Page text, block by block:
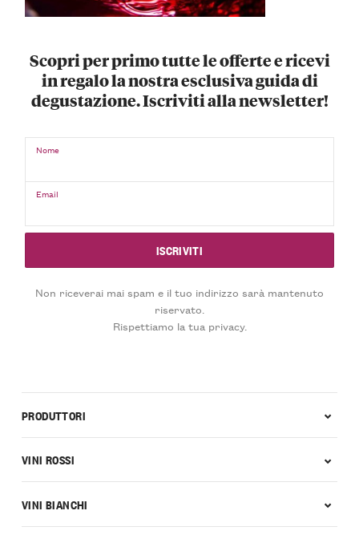
Scopri per primo tutte le offerte e ricevi
in regalo la nostra esclusiva guida di
degustazione. Iscriviti alla newsletter!
Nome
Email
Non riceverai mai spam e il tuo indirizzo sarà mantenuto
riservato.
Rispettiamo la tua privacy.
PRODUTTORI
VINI ROSSI
VINI BIANCHI